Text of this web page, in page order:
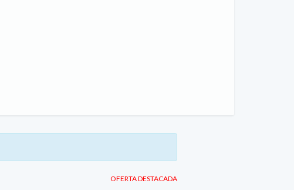
OFERTA DESTACADA